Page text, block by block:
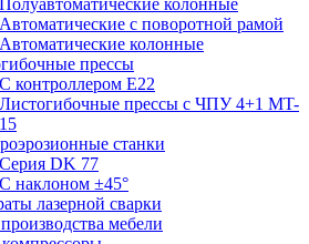
Полуавтоматические колонные
Автоматические с поворотной рамой
Автоматические колонные
прессы
С контроллером E22
Листогибочные прессы с ЧПУ 4+1 MT-
15
станки
Серия DK 77
С наклоном ±45°
лазерной сварки
мебели